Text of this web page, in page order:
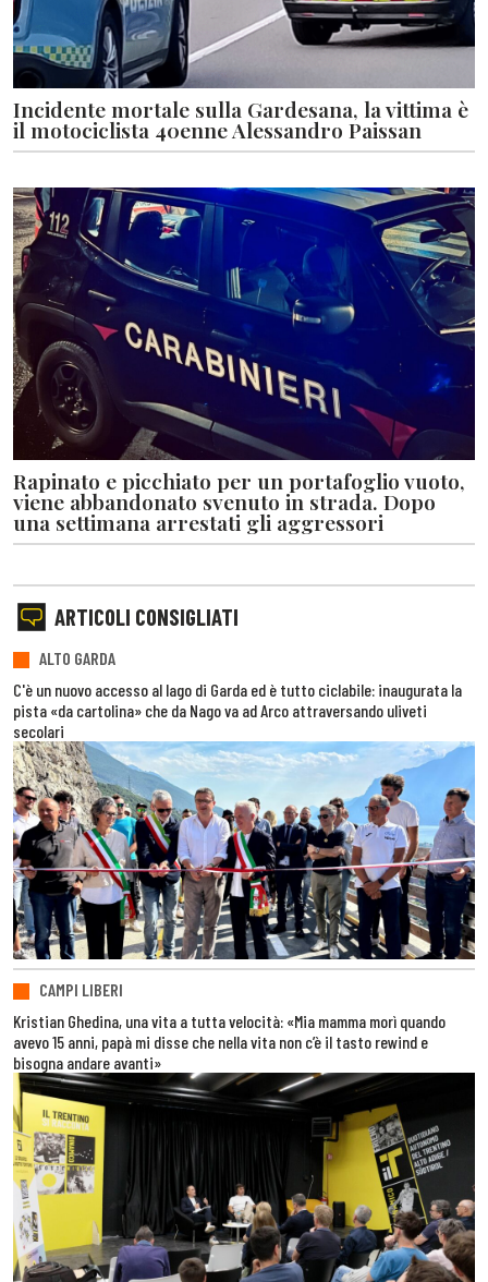
Incidente mortale sulla Gardesana, la vittima è
il motociclista 40enne Alessandro Paissan
Rapinato e picchiato per un portafoglio vuoto,
viene abbandonato svenuto in strada. Dopo
una settimana arrestati gli aggressori
ARTICOLI CONSIGLIATI
ALTO GARDA
C'è un nuovo accesso al lago di Garda ed è tutto ciclabile: inaugurata la
pista «da cartolina» che da Nago va ad Arco attraversando uliveti
secolari
CAMPI LIBERI
Kristian Ghedina, una vita a tutta velocità: «Mia mamma morì quando
avevo 15 anni, papà mi disse che nella vita non c’è il tasto rewind e
bisogna andare avanti»